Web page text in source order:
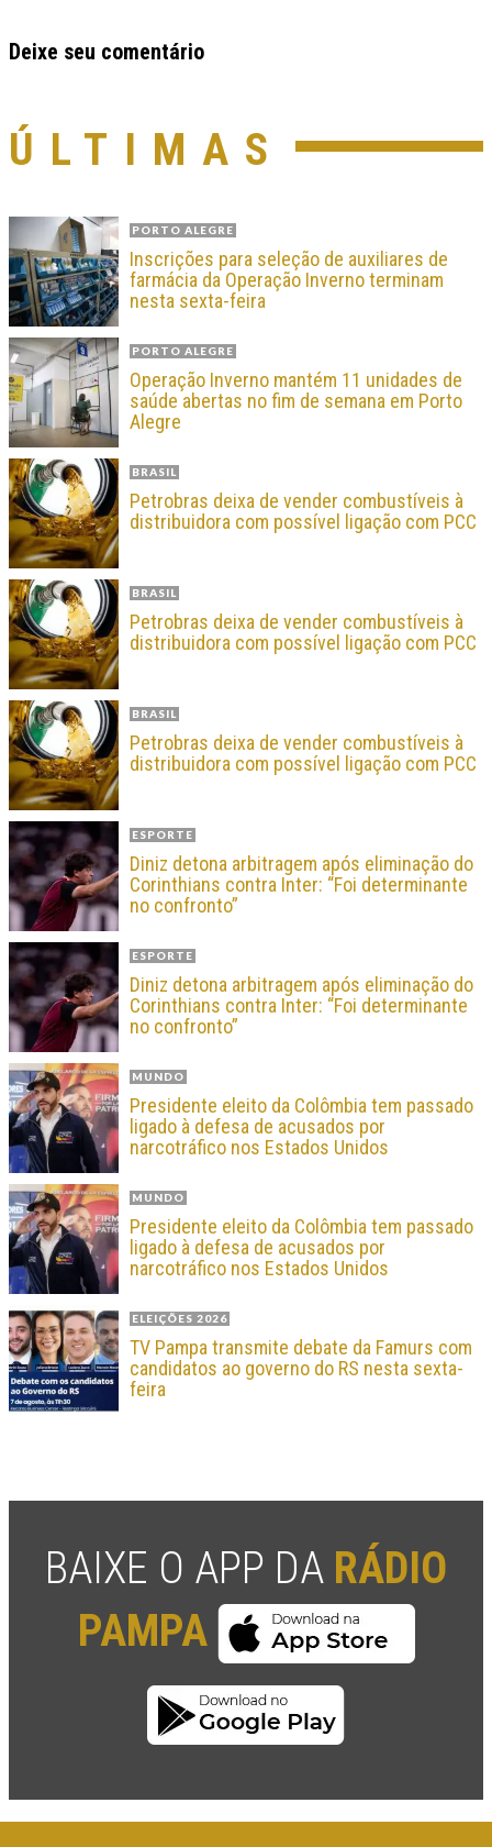
Deixe seu comentário
ÚLTIMAS
PORTO ALEGRE
Inscrições para seleção de auxiliares de
farmácia da Operação Inverno terminam
nesta sexta-feira
PORTO ALEGRE
Operação Inverno mantém 11 unidades de
saúde abertas no fim de semana em Porto
Alegre
BRASIL
Petrobras deixa de vender combustíveis à
distribuidora com possível ligação com PCC
BRASIL
Petrobras deixa de vender combustíveis à
distribuidora com possível ligação com PCC
BRASIL
Petrobras deixa de vender combustíveis à
distribuidora com possível ligação com PCC
ESPORTE
Diniz detona arbitragem após eliminação do
Corinthians contra Inter: “Foi determinante
no confronto”
ESPORTE
Diniz detona arbitragem após eliminação do
Corinthians contra Inter: “Foi determinante
no confronto”
MUNDO
Presidente eleito da Colômbia tem passado
ligado à defesa de acusados por
narcotráfico nos Estados Unidos
MUNDO
Presidente eleito da Colômbia tem passado
ligado à defesa de acusados por
narcotráfico nos Estados Unidos
ELEIÇÕES 2026
TV Pampa transmite debate da Famurs com
candidatos ao governo do RS nesta sexta-
feira
BAIXE O APP DA RÁDIO
PAMPA